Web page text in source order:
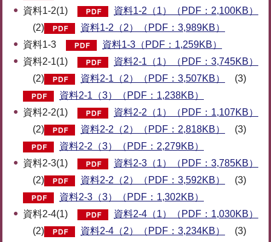
資料1-2(1)
資料1-2（1）（PDF：2,100KB）
(2)
資料1-2（2）（PDF：3,989KB）
資料1-3
資料1-3（PDF：1,259KB）
資料2-1(1)
資料2-1（1）（PDF：3,745KB）
(2)
資料2-1（2）（PDF：3,507KB）
(3)
資料2-1（3）（PDF：1,238KB）
資料2-2(1)
資料2-2（1）（PDF：1,107KB）
(2)
資料2-2（2）（PDF：2,818KB）
(3)
資料2-2（3）（PDF：2,279KB）
資料2-3(1)
資料2-3（1）（PDF：3,785KB）
(2)
資料2-2（2）（PDF：3,592KB）
(3)
資料2-3（3）（PDF：1,302KB）
資料2-4(1)
資料2-4（1）（PDF：1,030KB）
(2)
資料2-4（2）（PDF：3,234KB）
(3)